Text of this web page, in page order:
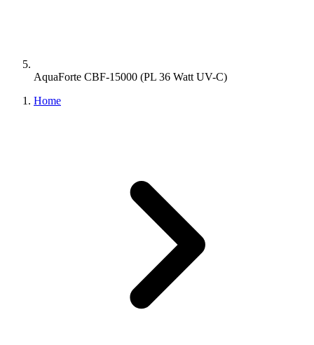
AquaForte CBF-15000 (PL 36 Watt UV-C)
Home